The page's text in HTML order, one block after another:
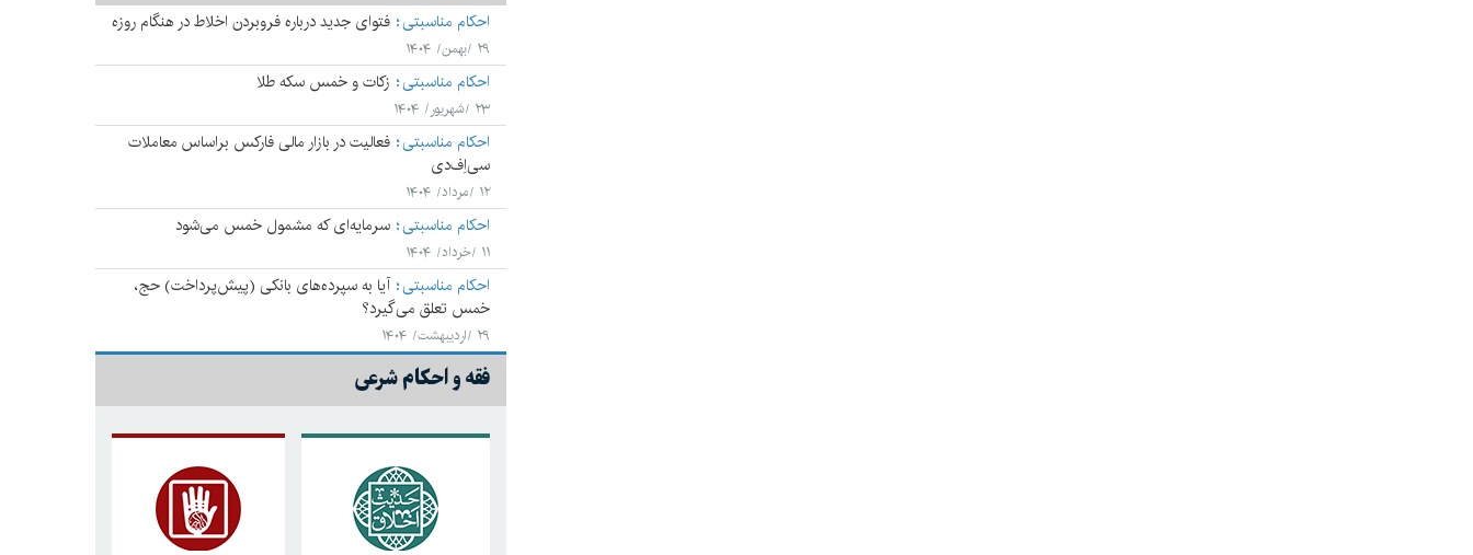
احکام مناسبتی فتوای جدید درباره فروبردن اخلاط در هنگام روزه
۲۹ /بهمن/ ۱۴۰۴
احکام مناسبتی زکات و خمس سکه طلا
۲۳ /شهریور/ ۱۴۰۴
احکام مناسبتی فعالیت در بازار مالی فارکس براساس معاملات
سی‌اِف‌دی
۱۲ /مرداد/ ۱۴۰۴
احکام مناسبتی سرمایه‌ای که مشمول خمس می‌شود
۱۱ /خرداد/ ۱۴۰۴
احکام مناسبتی آیا به سپرده‌های بانکی (پیش‌پرداخت) حج،
خمس تعلق می‌‌گیرد؟
۲۹ /اردیبهشت/ ۱۴۰۴
فقه و احکام شرعی